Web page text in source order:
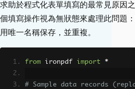
求助於程式化表單填寫的最常見原因
個填寫操作視為無狀態來處理此問題
用唯一名稱保存，並重複。
from ironpdf import *
# Sample data records